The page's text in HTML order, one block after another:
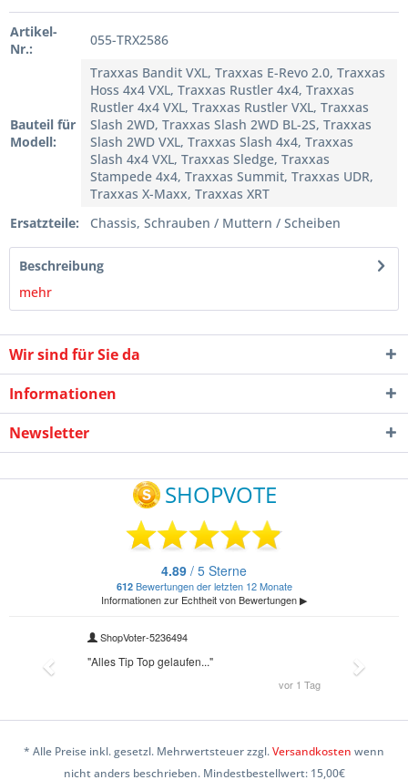
Artikel-
Nr.:
055-TRX2586
Bauteil für
Modell:
Traxxas Bandit VXL, Traxxas E-Revo 2.0, Traxxas
Hoss 4x4 VXL, Traxxas Rustler 4x4, Traxxas
Rustler 4x4 VXL, Traxxas Rustler VXL, Traxxas
Slash 2WD, Traxxas Slash 2WD BL-2S, Traxxas
Slash 2WD VXL, Traxxas Slash 4x4, Traxxas
Slash 4x4 VXL, Traxxas Sledge, Traxxas
Stampede 4x4, Traxxas Summit, Traxxas UDR,
Traxxas X-Maxx, Traxxas XRT
Ersatzteile:
Chassis, Schrauben / Muttern / Scheiben
Beschreibung
mehr
Wir sind für Sie da
Informationen
Newsletter
* Alle Preise inkl. gesetzl. Mehrwertsteuer zzgl.Versandkosten wenn
nicht anders beschrieben. Mindestbestellwert: 15,00€